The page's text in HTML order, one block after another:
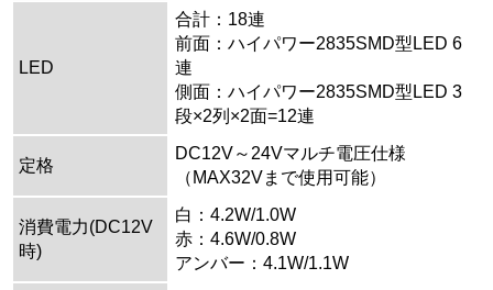
LED
合計：18連
前面：ハイパワー2835SMD型LED 6
連
側面：ハイパワー2835SMD型LED 3
段×2列×2面=12連
定格
DC12V～24Vマルチ電圧仕様
（MAX32Vまで使用可能）
消費電力(DC12V
時)
白：4.2W/1.0W
赤：4.6W/0.8W
アンバー：4.1W/1.1W